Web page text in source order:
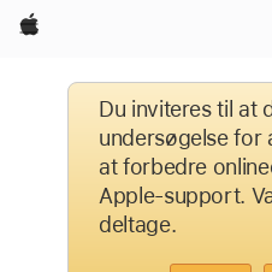
Apple
Du inviteres til at
undersøgelse for
at forbedre
Apple-support.
deltage.